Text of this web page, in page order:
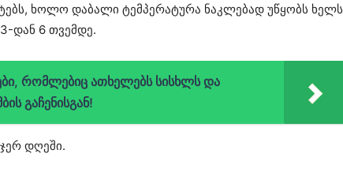
ხოლო დაბალი ტემპერატურა ნაკლებად უწყობს ხელს
დან 6 თვემდე.
რომლებიც ათხელებს სისხლს და
გაჩენისგან!
დღეში.